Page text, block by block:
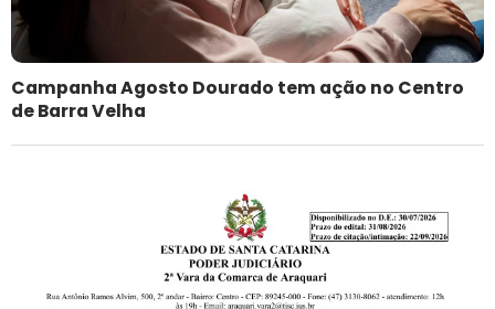
Campanha Agosto Dourado tem ação no Centro
de Barra Velha